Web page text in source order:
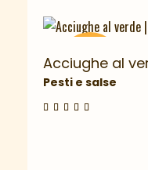
ESAURITO
Acciughe al
Pesti e salse